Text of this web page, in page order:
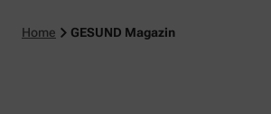
Home GESUND Magazin